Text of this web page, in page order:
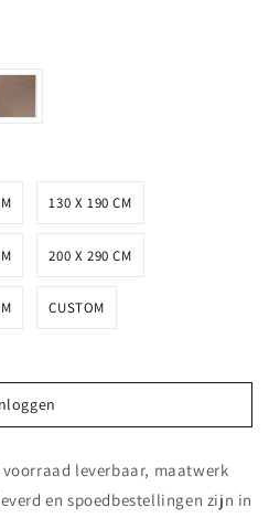
130 X 190 CM
200 X 290 CM
CUSTOM
leverbaar, maatwerk
en spoedbestellingen zijn in